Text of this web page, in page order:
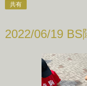
共有
2022/06/19 BS